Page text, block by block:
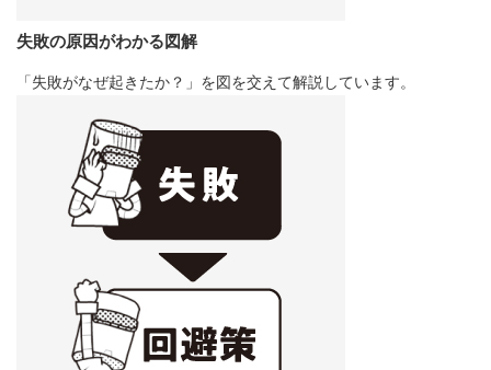
失敗の原因がわかる図解
「失敗がなぜ起きたか？」を図を交えて解説しています。